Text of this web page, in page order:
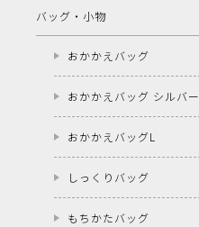
バッグ・小物
おかかえバッグ
おかかえバッグ シルバー
おかかえバッグL
しっくりバッグ
もちかたバッグ